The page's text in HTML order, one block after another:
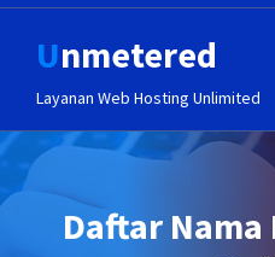
Unmetered
Layanan Web Hosting Unlimited
Daftar